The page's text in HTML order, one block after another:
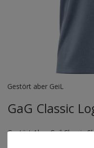
Gestört aber GeiL
GaG Classic
Gestört Aber Geil Classic